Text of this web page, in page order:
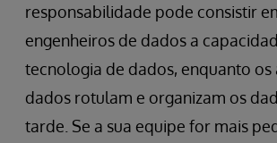
responsabilidade pode consistir
engenheiros de dados a
tecnologia de dados, enquanto os
dados rotulam e organizam os
tarde. Se a sua equipe for mais